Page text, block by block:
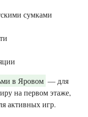
сумками
в Яровом — для
на первом этаже,
активных игр.